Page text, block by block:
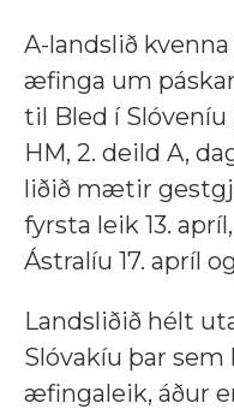
A-landslið
æfinga um
til Bled í Slóveníu
HM, 2. deild A,
liðið mætir
fyrsta leik 13.
Ástralíu 17. apríl
Landsliðið hélt
Slóvakíu þar
æfingaleik, áður